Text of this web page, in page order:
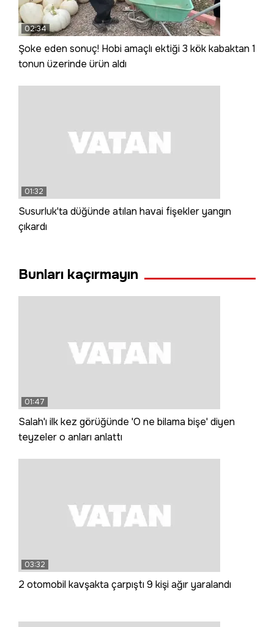
02:34
Şoke eden sonuç! Hobi amaçlı ektiği 3 kök kabaktan 1
tonun üzerinde ürün aldı
01:32
Susurluk'ta düğünde atılan havai fişekler yangın
çıkardı
Bunları kaçırmayın
01:47
Salah'ı ilk kez görüğünde 'O ne bilama bişe' diyen
teyzeler o anları anlattı
03:32
2 otomobil kavşakta çarpıştı 9 kişi ağır yaralandı